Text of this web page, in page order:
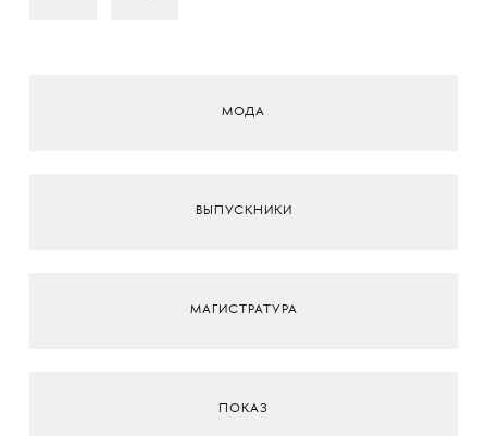
МОДА
ВЫПУСКНИКИ
МАГИСТРАТУРА
ПОКАЗ